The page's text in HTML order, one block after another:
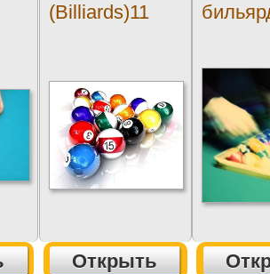
(Billiards)11
Открыть